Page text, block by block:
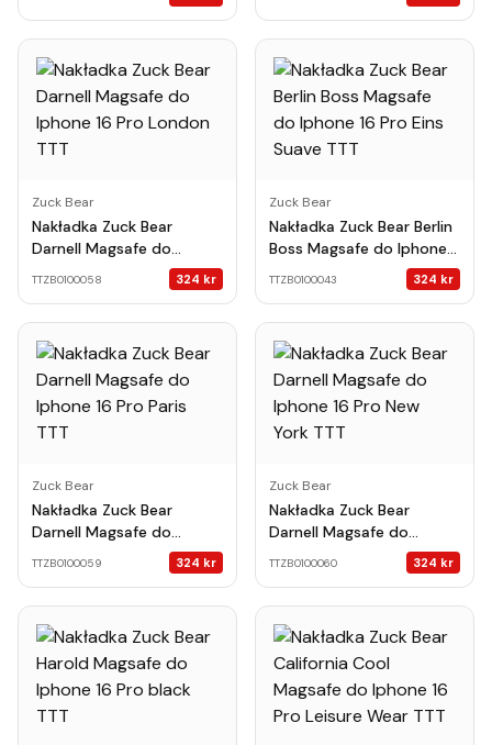
Zuck Bear
Nakładka Zuck Bear
Darnell Magsafe do
Iphone 16 Pro London TTT
TTZB0100058 324 kr
Zuck Bear
Nakładka Zuck Bear Berlin
Boss Magsafe do Iphone
16 Pro Eins Suave TTT
TTZB0100043 324 kr
Zuck Bear
Nakładka Zuck Bear
Darnell Magsafe do
Iphone 16 Pro Paris TTT
TTZB0100059 324 kr
Zuck Bear
Nakładka Zuck Bear
Darnell Magsafe do
Iphone 16 Pro New York
TTZB0100060 324 kr